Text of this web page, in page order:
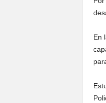
En